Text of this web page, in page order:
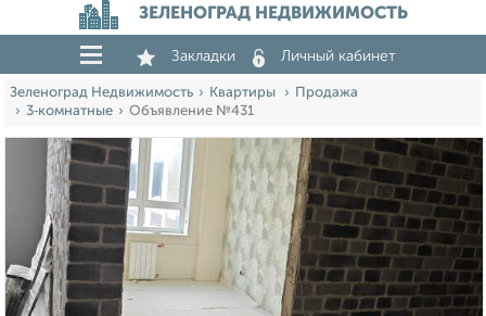
ЗЕЛЕНОГРАД НЕДВИЖИМОСТЬ
Закладки Личный кабинет
Зеленоград Недвижимость Квартиры
Продажа
3‑комнатные
Объявление №431